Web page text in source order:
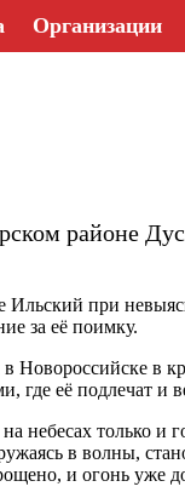
Организации
районе
при
за её поимку.
Новороссийске в
где её подлечат и
небесах только
в волны,
и огонь уже